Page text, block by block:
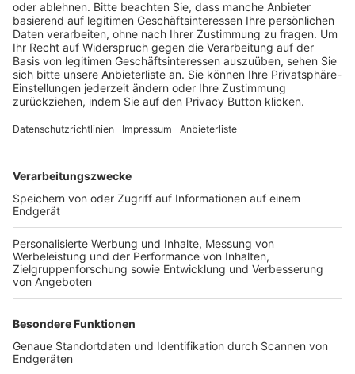
BFV-Geschäftsstellen
Trainerbörse
Login SpielPlus
FOLGE DEM BFV
TOP-VEREINE
TOP-PARTNER